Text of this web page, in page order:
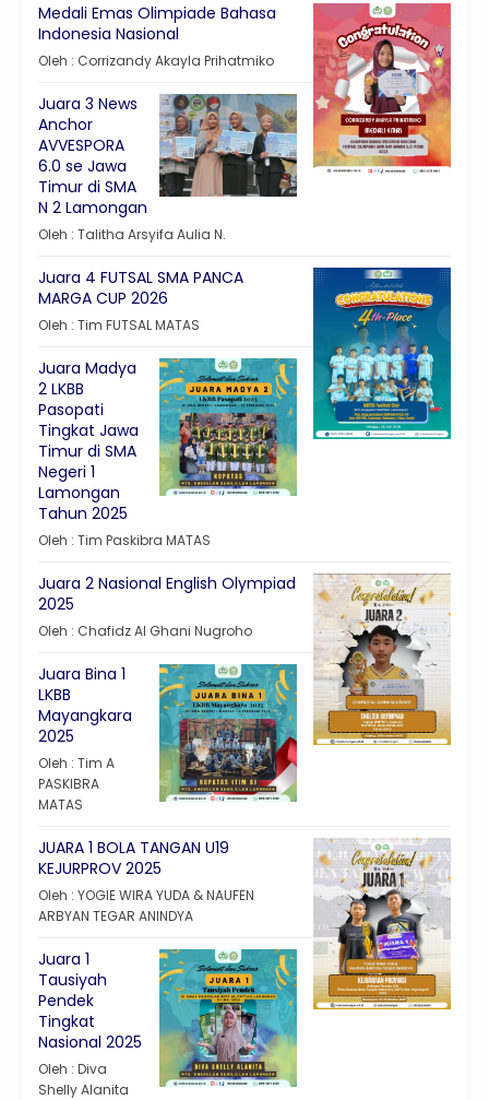
Medali Emas Olimpiade Bahasa
Indonesia Nasional
Oleh : Corrizandy Akayla Prihatmiko
Juara 3 News
Anchor
AVVESPORA
6.0 se Jawa
Timur di SMA
N 2 Lamongan
Oleh : Talitha Arsyifa Aulia N.
Juara 4 FUTSAL SMA PANCA
MARGA CUP 2026
Oleh : Tim FUTSAL MATAS
Juara Madya
2 LKBB
Pasopati
Tingkat Jawa
Timur di SMA
Negeri 1
Lamongan
Tahun 2025
Oleh : Tim Paskibra MATAS
Juara 2 Nasional English Olympiad
2025
Oleh : Chafidz Al Ghani Nugroho
Juara Bina 1
LKBB
Mayangkara
2025
Oleh : Tim A
PASKIBRA
MATAS
JUARA 1 BOLA TANGAN U19
KEJURPROV 2025
Oleh : YOGIE WIRA YUDA & NAUFEN
ARBYAN TEGAR ANINDYA
Juara 1
Tausiyah
Pendek
Tingkat
Nasional 2025
Oleh : Diva
Shelly Alanita